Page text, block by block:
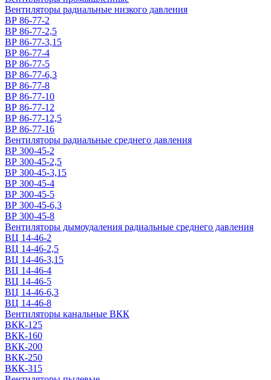
Вентиляторы радиальные низкого давления
ВР 86-77-2
ВР 86-77-2,5
ВР 86-77-3,15
ВР 86-77-4
ВР 86-77-5
ВР 86-77-6,3
ВР 86-77-8
ВР 86-77-10
ВР 86-77-12
ВР 86-77-12,5
ВР 86-77-16
Вентиляторы радиальные среднего давления
ВР 300-45-2
ВР 300-45-2,5
ВР 300-45-3,15
ВР 300-45-4
ВР 300-45-5
ВР 300-45-6,3
ВР 300-45-8
Вентиляторы дымоудаления радиальные среднего давления
ВЦ 14-46-2
ВЦ 14-46-2,5
ВЦ 14-46-3,15
ВЦ 14-46-4
ВЦ 14-46-5
ВЦ 14-46-6,3
ВЦ 14-46-8
Вентиляторы канальные ВКК
ВКК-125
ВКК-160
ВКК-200
ВКК-250
ВКК-315